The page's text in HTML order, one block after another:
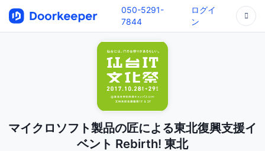
050-5291-
7844
ログイ
ン
マイクロソフト製品の匠による東北復興支援イ
ベント Rebirth! 東北